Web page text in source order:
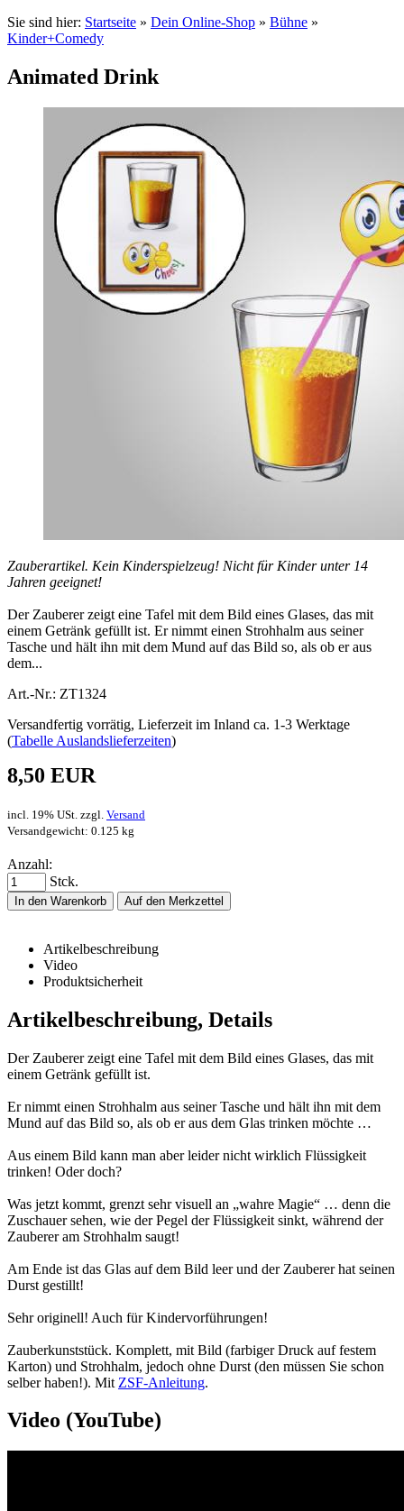
Sie sind hier: Startseite » Dein Online-Shop » Bühne »
Kinder+Comedy
Animated Drink
Zauberartikel. Kein Kinderspielzeug! Nicht für Kinder unter 14
Jahren geeignet!
Der Zauberer zeigt eine Tafel mit dem Bild eines Glases, das mit
einem Getränk gefüllt ist. Er nimmt einen Strohhalm aus seiner
Tasche und hält ihn mit dem Mund auf das Bild so, als ob er aus
dem...
Art.-Nr.: ZT1324
Versandfertig vorrätig, Lieferzeit im Inland ca. 1-3 Werktage
(Tabelle Auslandslieferzeiten)
8,50 EUR
incl. 19% USt. zzgl. Versand
Versandgewicht: 0.125 kg
Anzahl:
Stck.
In den Warenkorb Auf den Merkzettel
Artikelbeschreibung
Video
Produktsicherheit
Artikelbeschreibung, Details
Der Zauberer zeigt eine Tafel mit dem Bild eines Glases, das mit
einem Getränk gefüllt ist.
Er nimmt einen Strohhalm aus seiner Tasche und hält ihn mit dem
Mund auf das Bild so, als ob er aus dem Glas trinken möchte …
Aus einem Bild kann man aber leider nicht wirklich Flüssigkeit
trinken! Oder doch?
Was jetzt kommt, grenzt sehr visuell an „wahre Magie“ … denn die
Zuschauer sehen, wie der Pegel der Flüssigkeit sinkt, während der
Zauberer am Strohhalm saugt!
Am Ende ist das Glas auf dem Bild leer und der Zauberer hat seinen
Durst gestillt!
Sehr originell! Auch für Kindervorführungen!
Zauberkunststück. Komplett, mit Bild (farbiger Druck auf festem
Karton) und Strohhalm, jedoch ohne Durst (den müssen Sie schon
selber haben!). Mit ZSF-Anleitung.
Video (YouTube)